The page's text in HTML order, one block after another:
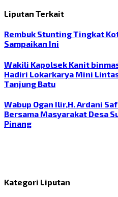
Liputan Terkait
Rembuk Stunting Tingkat
Sampaikan Ini
Wakili Kapolsek Kanit
Hadiri Lokarkarya Mini
Tanjung Batu
Wabup Ogan Ilir,H. Ardani
Bersama Masyarakat Desa
Pinang
Kategori Liputan